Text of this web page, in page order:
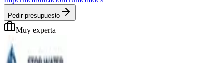
Pedir presupuesto
Muy experta